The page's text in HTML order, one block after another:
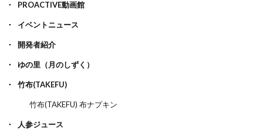
PROACTIVE動画館
イベントニュース
開発者紹介
ゆの里（月のしずく）
竹布(TAKEFU)
竹布(TAKEFU) 布ナプキン
人参ジュース